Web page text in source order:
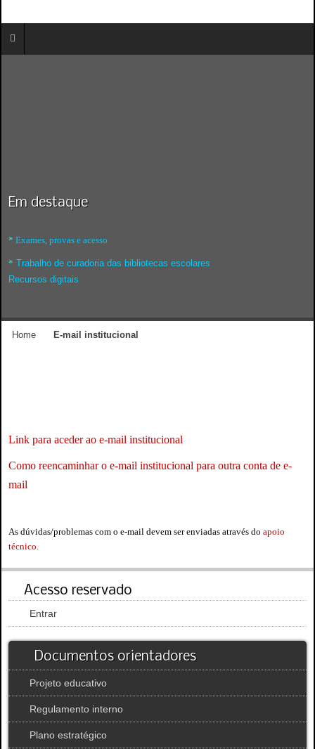
Em destaque
* Exames, provas e acesso
* Trabalho de curadoria das bibliotecas escolares
Recursos digitais
Home E-mail institucional
Link para aceder ao e-mail institucional
Como reencaminhar o e-mail institucional para outra conta de e-
mail
As dúvidas/problemas com o e-mail devem ser enviadas através do apoio
técnico.
Acesso reservado
Entrar
Documentos orientadores
Projeto educativo
Regulamento interno
Plano estratégico